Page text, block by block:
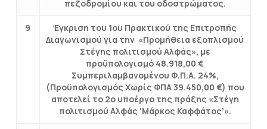
πεζοδρομίου και του οδοστρώματος.
9
Έγκριση του 1ου Πρακτικού της Επιτροπής
Διαγωνισμού για την «Προμήθεια εξοπλισμού
Στέγης πολιτισμού Αλφάς», με
προϋπολογισμό 48.918,00 €
Συμπεριλαμβανομένου Φ.Π.Α. 24%,
(Προϋπολογισμός Χωρίς ΦΠΑ 39.450,00 €) που
αποτελεί το 2ο υποέργο της πράξης «Στέγη
πολιτισμού Αλφάς ‘Μάρκος Καφφάτος’».